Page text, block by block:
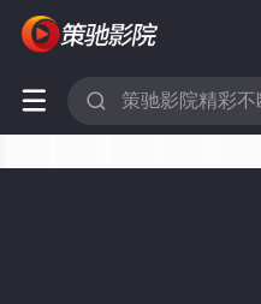
 